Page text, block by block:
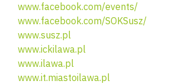
www.facebook.com/events/
www.facebook.com/SOKSusz/
www.susz.pl
www.ickilawa.pl
www.ilawa.pl
www.it.miastoilawa.pl